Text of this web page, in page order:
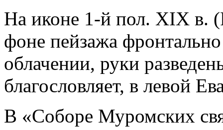
На иконе 1-й пол. XIX в.
фоне пейзажа фронтально
облачении, руки
благословляет, в левой
В «Соборе Муромских